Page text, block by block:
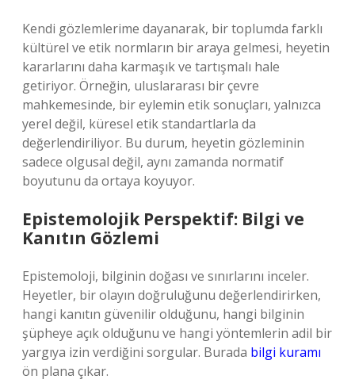
Kendi gözlemlerime dayanarak, bir toplumda farklı
kültürel ve etik normların bir araya gelmesi, heyetin
kararlarını daha karmaşık ve tartışmalı hale
getiriyor. Örneğin, uluslararası bir çevre
mahkemesinde, bir eylemin etik sonuçları, yalnızca
yerel değil, küresel etik standartlarla da
değerlendiriliyor. Bu durum, heyetin gözleminin
sadece olgusal değil, aynı zamanda normatif
boyutunu da ortaya koyuyor.
Epistemolojik Perspektif: Bilgi ve
Kanıtın Gözlemi
Epistemoloji, bilginin doğası ve sınırlarını inceler.
Heyetler, bir olayın doğruluğunu değerlendirirken,
hangi kanıtın güvenilir olduğunu, hangi bilginin
şüpheye açık olduğunu ve hangi yöntemlerin adil bir
yargıya izin verdiğini sorgular. Burada bilgi kuramı
ön plana çıkar.